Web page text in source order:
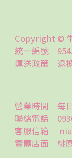
Copyright ©
統一編號｜
運送政策｜ 退
營業時間｜每
聯絡電話｜
客服信箱｜
實體店面｜桃